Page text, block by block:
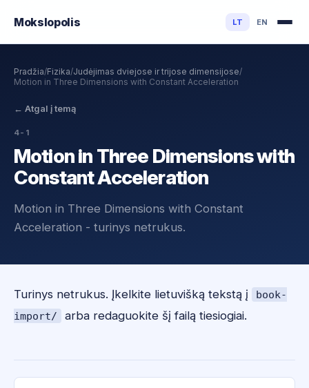
Mokslopolis LT EN
Pradžia/Fizika/Judėjimas dviejose ir trijose dimensijose/
Motion in Three Dimensions with Constant Acceleration
← Atgal į temą
4-1
Motion in Three Dimensions with
Constant Acceleration
Motion in Three Dimensions with Constant
Acceleration - turinys netrukus.
Turinys netrukus. Įkelkite lietuvišką tekstą į
book-
import/
arba redaguokite šį failą tiesiogiai.